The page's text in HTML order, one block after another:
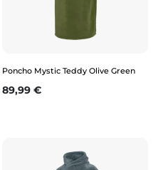
Poncho Mystic Teddy Olive Green
Prix
89,99 €